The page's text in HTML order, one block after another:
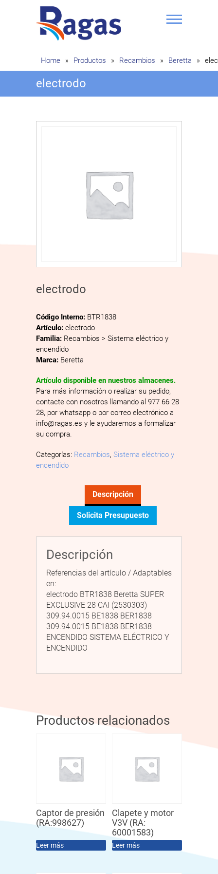
Ragas
Home » Productos » Recambios » Beretta »
electrodo
electrodo
Código Interno: BTR1838
Artículo: electrodo
Familia: Recambios > Sistema eléctrico y
encendido
Marca: Beretta
Artículo disponible en nuestros almacenes.
Para más información o realizar su pedido,
contacte con nosotros llamando al 977 66 28
28, por whatsapp o por correo electrónico a
info@ragas.es y le ayudaremos a formalizar
su compra.
Categorías: Recambios, Sistema eléctrico y
encendido
Descripción
Solicita Presupuesto
Descripción
Referencias del artículo / Adaptables
en:
electrodo BTR1838 Beretta SUPER
EXCLUSIVE 28 CAI (2530303)
309.94.0015 BE1838 BER1838
309.94.0015 BE1838 BER1838
ENCENDIDO SISTEMA ELÉCTRICO Y
ENCENDIDO
Productos relacionados
Captor de presión
(RA:998627)
Leer más
Clapete y motor
V3V (RA:
60001583)
Leer más